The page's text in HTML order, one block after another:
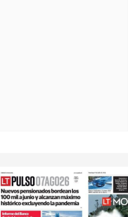
Opens in new window Opens in